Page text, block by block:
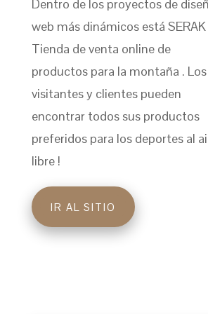
Dentro de los proyectos de
web más dinámicos está
Tienda de venta online de
productos para la montaña . Los
visitantes y clientes pueden
encontrar todos sus productos
preferidos para los deportes al
libre !
IR AL SITIO